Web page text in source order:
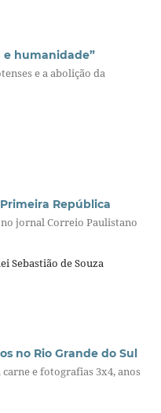
e humanidade”
e a abolição da
República
jornal Correio Paulistano
Sebastião de Souza
no Rio Grande do Sul
e fotografias 3x4, anos